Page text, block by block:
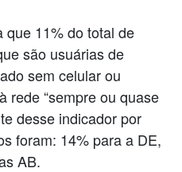
que 11% do total de
são usuárias de
sem celular ou
rede “sempre ou quase
desse indicador por
foram: 14% para a DE,
AB.